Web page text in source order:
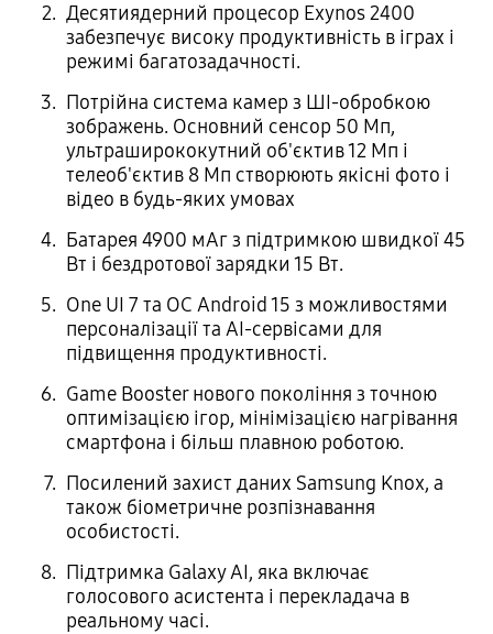
Десятиядерний процесор Exynos 2400
забезпечує високу продуктивність в іграх і
режимі багатозадачності.
Потрійна система камер з ШІ-обробкою
зображень. Основний сенсор 50 Мп,
ультраширококутний об'єктив 12 Мп і
телеоб'єктив 8 Мп створюють якісні фото і
відео в будь-яких умовах
Батарея 4900 мАг з підтримкою швидкої 45
Вт і бездротової зарядки 15 Вт.
One UI 7 та ОС Android 15 з можливостями
персоналізації та AI-сервісами для
підвищення продуктивності.
Game Booster нового покоління з точною
оптимізацією ігор, мінімізацією нагрівання
смартфона і більш плавною роботою.
Посилений захист даних Samsung Knox, а
також біометричне розпізнавання
особистості.
Підтримка Galaxy AI, яка включає
голосового асистента і перекладача в
реальному часі.